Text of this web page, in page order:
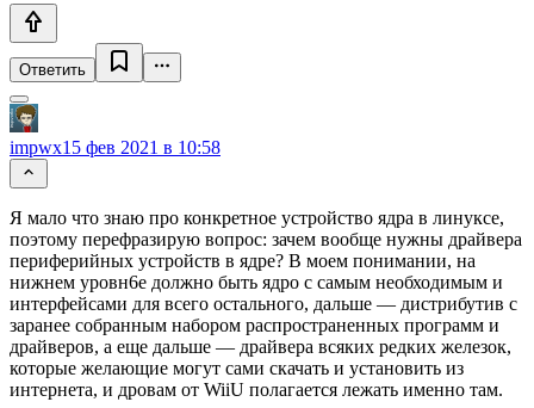
Ответить
impwx15 фев 2021 в 10:58
Я мало что знаю про конкретное устройство ядра в линуксе,
поэтому перефразирую вопрос: зачем вообще нужны драйвера
периферийных устройств в ядре? В моем понимании, на
нижнем уровн6е должно быть ядро с самым необходимым и
интерфейсами для всего остального, дальше — дистрибутив с
заранее собранным набором распространенных программ и
драйверов, а еще дальше — драйвера всяких редких железок,
которые желающие могут сами скачать и установить из
интернета, и дровам от WiiU полагается лежать именно там.